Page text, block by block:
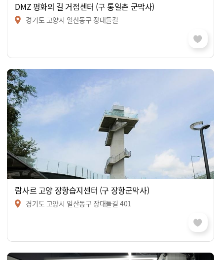
DMZ 평화의 길 거점센터 (구 통일촌 군막사)
경기도 고양시 일산동구 장대들길
람사르 고양 장항습지센터 (구 장항군막사)
경기도 고양시 일산동구 장대들길 401